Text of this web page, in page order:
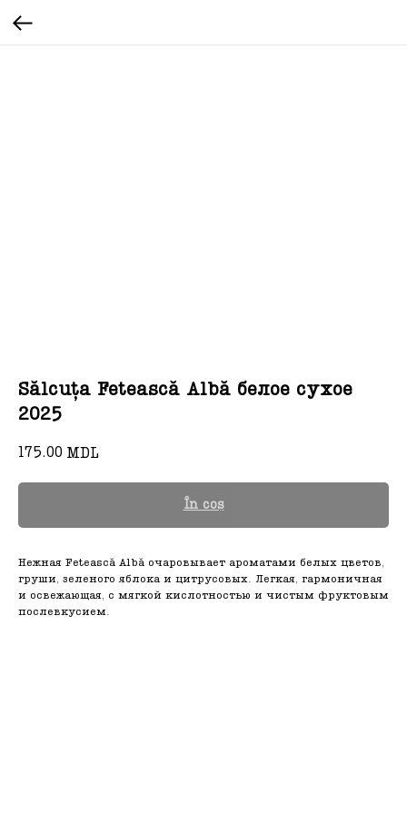
Sălcuța Fetească Albă белое сухое
2025
175.00 MDL
În coș
Нежная Fetească Albă очаровывает ароматами белых цветов,
груши, зеленого яблока и цитрусовых. Легкая, гармоничная
и освежающая, с мягкой кислотностью и чистым фруктовым
послевкусием.